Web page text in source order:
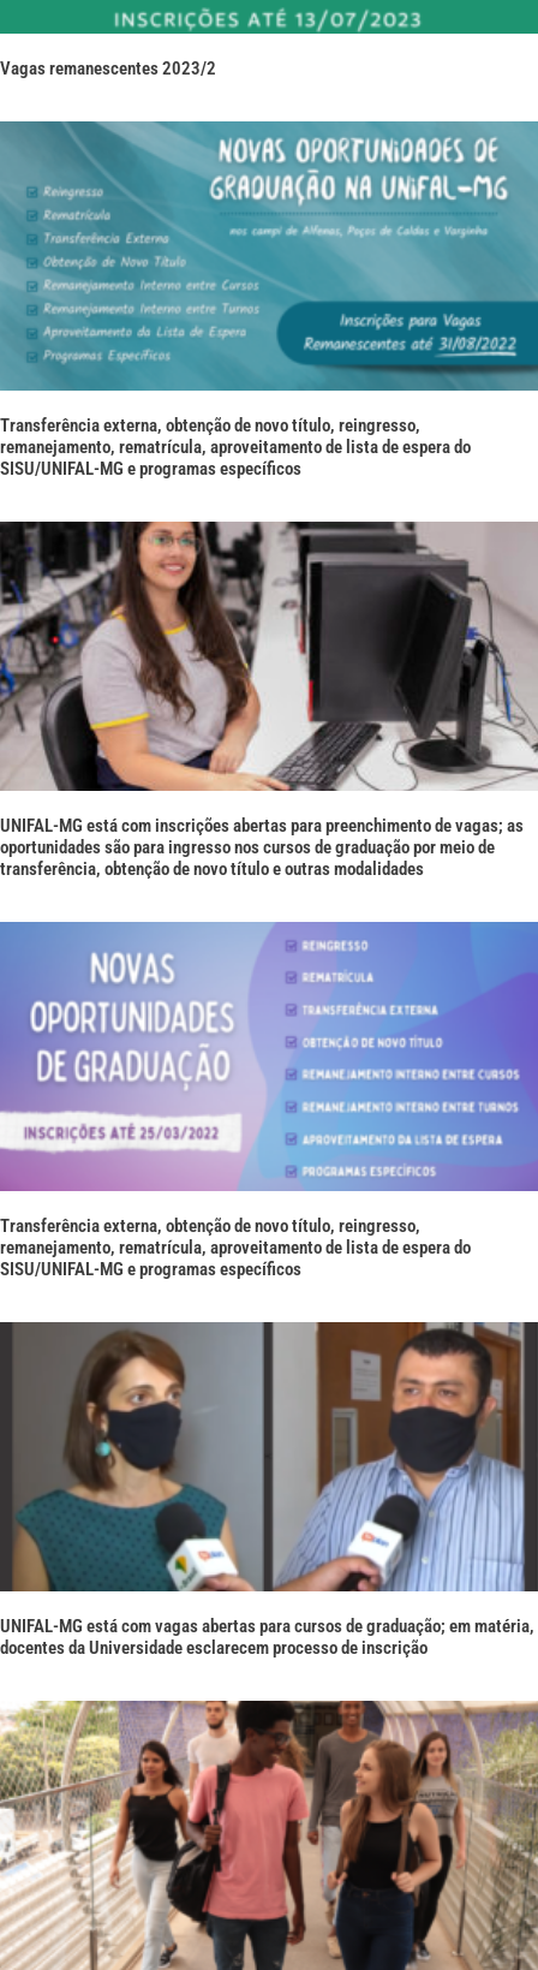
Vagas remanescentes 2023/2
Transferência externa, obtenção de novo título, reingresso,
remanejamento, rematrícula, aproveitamento de lista de espera do
SISU/UNIFAL-MG e programas específicos
UNIFAL-MG está com inscrições abertas para preenchimento de vagas; as
oportunidades são para ingresso nos cursos de graduação por meio de
transferência, obtenção de novo título e outras modalidades
Transferência externa, obtenção de novo título, reingresso,
remanejamento, rematrícula, aproveitamento de lista de espera do
SISU/UNIFAL-MG e programas específicos
UNIFAL-MG está com vagas abertas para cursos de graduação; em matéria,
docentes da Universidade esclarecem processo de inscrição